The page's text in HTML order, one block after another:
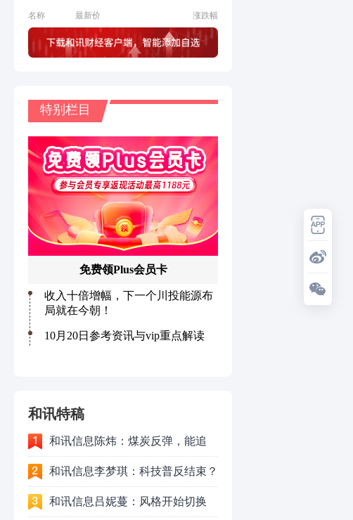
名称 最新价 涨跌幅
和讯特稿
和讯信息陈炜：煤炭反弹，能追
吗？八月主线看哪？
和讯信息李梦琪：科技普反结束？
和讯信息吕妮蔓：风格开始切换